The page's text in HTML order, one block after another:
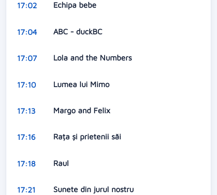
17:02 Echipa bebe
17:04 ABC - duckBC
17:07 Lola and the Numbers
17:10 Lumea lui Mimo
17:13 Margo and Felix
17:16 Rața și prietenii săi
17:18 Raul
17:21 Sunete din jurul nostru